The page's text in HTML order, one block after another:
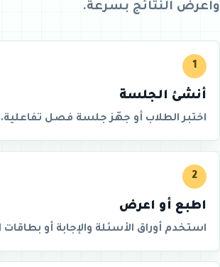
واعرض النتائج بسرعة.
1
أنشئ الجلسة
اختبر الطلاب أو جهّز جلسة فصل تفاعلية.
2
اطبع أو اعرض
استخدم أوراق الأسئلة والإجابة أو بطاقات